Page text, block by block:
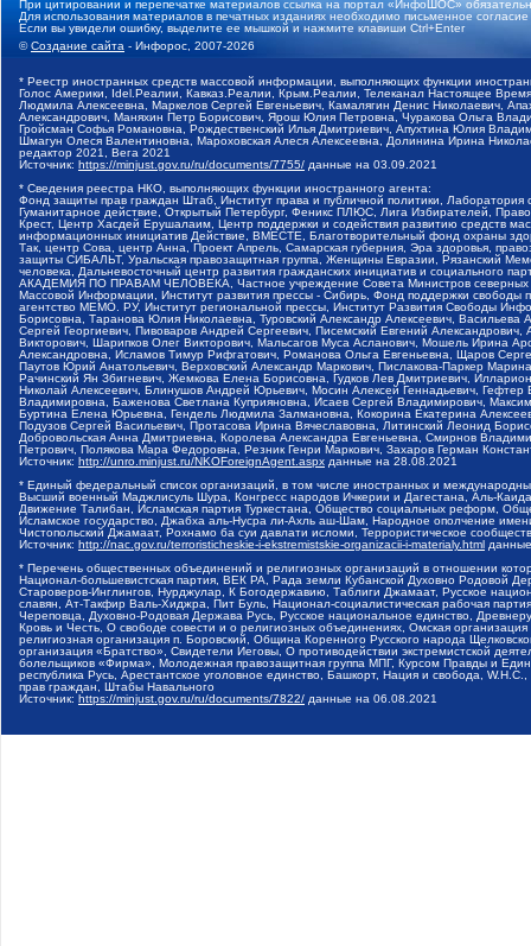
При цитировании и перепечатке материалов ссылка на портал «ИнфоШОС»
Для использования материалов в печатных изданиях необходимо письменное
Если вы увидели ошибку, выделите ее мышкой и нажмите клавиши Ctrl+Enter
©Создание сайта - Инфорос, 2007-2026
* Реестр иностранных средств массовой информации, выполняющих функции
Голос Америки, Idel.Реалии, Кавказ.Реалии, Крым.Реалии, Телеканал Настоящее
Людмила Алексеевна, Маркелов Сергей Евгеньевич, Камалягин Денис Николаевич,
Александрович, Маняхин Петр Борисович, Ярош Юлия Петровна, Чуракова Ольга
Гройсман Софья Романовна, Рождественский Илья Дмитриевич, Апухтина Юлия
Шмагун Олеся Валентиновна, Мароховская Алеся Алексеевна, Долинина Ирина
редактор 2021, Вега 2021
Источник: https://minjust.gov.ru/ru/documents/7755/ данные на 03.09.2021
* Сведения реестра НКО, выполняющих функции иностранного агента:
Фонд защиты прав граждан Штаб, Институт права и публичной политики,
Гуманитарное действие, Открытый Петербург, Феникс ПЛЮС, Лига Избирателей,
Крест, Центр Хасдей Ерушалаим, Центр поддержки и содействия развитию средств
информационных инициатив Действие, ВМЕСТЕ, Благотворительный фонд охраны
Так, центр Сова, центр Анна, Проект Апрель, Самарская губерния, Эра здоровья,
защиты СИБАЛЬТ, Уральская правозащитная группа, Женщины Евразии, Рязанский
человека, Дальневосточный центр развития гражданских инициатив и социального
АКАДЕМИЯ ПО ПРАВАМ ЧЕЛОВЕКА, Частное учреждение Совета Министров северных
Массовой Информации, Институт развития прессы - Сибирь, Фонд поддержки
агентство МЕМО. РУ, Институт региональной прессы, Институт Развития Свободы
Борисовна, Таранова Юлия Николаевна, Туровский Александр Алексеевич,
Сергей Георгиевич, Пивоваров Андрей Сергеевич, Писемский Евгений
Викторович, Шарипков Олег Викторович, Мальсагов Муса Асланович, Мошель Ирина
Александровна, Исламов Тимур Рифгатович, Романова Ольга Евгеньевна, Щаров
Паутов Юрий Анатольевич, Верховский Александр Маркович, Пислакова-Паркер
Рачинский Ян Збигневич, Жемкова Елена Борисовна, Гудков Лев Дмитриевич,
Николай Алексеевич, Блинушов Андрей Юрьевич, Мосин Алексей Геннадьевич,
Владимировна, Баженова Светлана Куприяновна, Исаев Сергей Владимирович,
Буртина Елена Юрьевна, Гендель Людмила Залмановна, Кокорина Екатерина
Подузов Сергей Васильевич, Протасова Ирина Вячеславовна, Литинский Леонид
Добровольская Анна Дмитриевна, Королева Александра Евгеньевна, Смирнов
Петрович, Полякова Мара Федоровна, Резник Генри Маркович, Захаров Герман
Источник: http://unro.minjust.ru/NKOForeignAgent.aspx данные на 28.08.2021
* Единый федеральный список организаций, в том числе иностранных и
Высший военный Маджлисуль Шура, Конгресс народов Ичкерии и Дагестана, Аль-
Движение Талибан, Исламская партия Туркестана, Общество социальных реформ,
Исламское государство, Джабха аль-Нусра ли-Ахль аш-Шам, Народное ополчение
Чистопольский Джамаат, Рохнамо ба суи давлати исломи, Террористическое
Источник: http://nac.gov.ru/terroristicheskie-i-ekstremistskie-organizacii-i-materialy.html
* Перечень общественных объединений и религиозных организаций в отношении
Национал-большевистская партия, ВЕК РА, Рада земли Кубанской Духовно Родовой
Староверов-Инглингов, Нурджулар, К Богодержавию, Таблиги Джамаат, Русское
славян, Ат-Такфир Валь-Хиджра, Пит Буль, Национал-социалистическая рабочая
Череповца, Духовно-Родовая Держава Русь, Русское национальное единство,
Кровь и Честь, О свободе совести и о религиозных объединениях, Омская
религиозная организация п. Боровский, Община Коренного Русского народа
организация «Братство», Свидетели Иеговы, О противодействии экстремистской
болельщиков «Фирма», Молодежная правозащитная группа МПГ, Курсом Правды и
республика Русь, Арестантское уголовное единство, Башкорт, Нация и свобода,
прав граждан, Штабы Навального
Источник: https://minjust.gov.ru/ru/documents/7822/ данные на 06.08.2021